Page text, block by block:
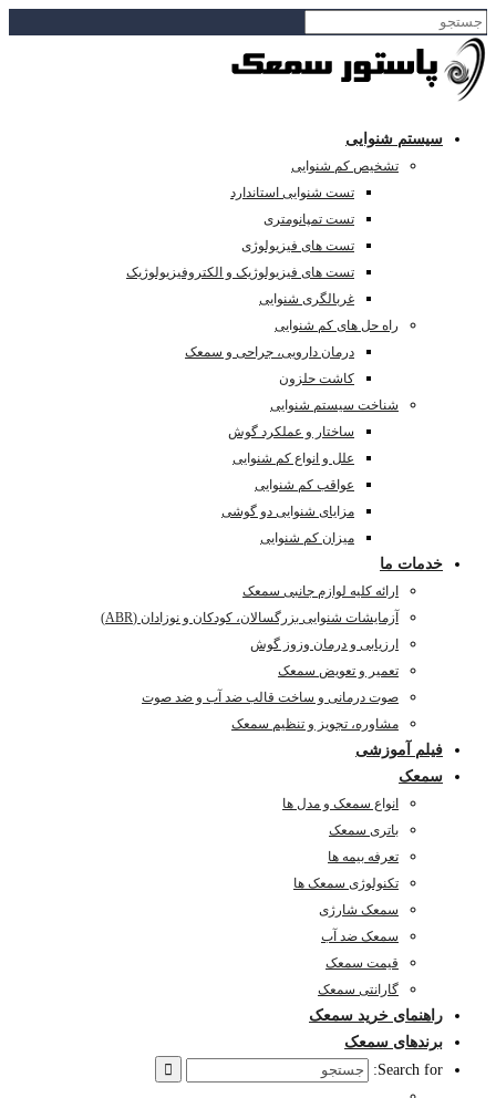
سیستم شنوایی
تشخیص کم شنوایی
تست شنوایی استاندارد
تست تمپانومتری
تست های فیزیولوژی
تست های فیزیولوژیک و الکتروفیزیولوژیک
غربالگری شنوایی
راه حل های کم شنوایی
درمان دارویی، جراحی و سمعک
کاشت حلزون
شناخت سیستم شنوایی
ساختار و عملکرد گوش
علل و انواع کم شنوایی
عواقب کم شنوایی
مزایای شنوایی دو گوشی
میزان کم شنوایی
خدمات ما
ارائه کلیه لوازم جانبی سمعک
آزمایشات شنوایی بزرگسالان، کودکان و نوزادان (ABR)
ارزیابی و درمان وزوز گوش
تعمیر و تعویض سمعک
صوت درمانی و ساخت قالب ضد آب و ضد صوت
مشاوره، تجویز و تنظیم سمعک
فیلم آموزشی
سمعک
انواع سمعک و مدل ها
باتری سمعک
تعرفه بیمه ها
تکنولوژی سمعک ها
سمعک شارژی
سمعک ضد آب
قیمت سمعک
گارانتی سمعک
راهنمای خرید سمعک
برندهای سمعک
Search for: